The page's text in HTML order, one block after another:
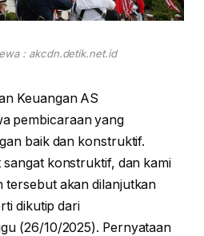
: akcdn.detik.net.id
Keuangan AS
pembicaraan yang
baik dan konstruktif.
konstruktif, dan kami
tersebut akan dilanjutkan
dikutip dari
(26/10/2025). Pernyataan